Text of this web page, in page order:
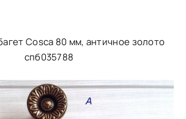
Cosca 80 мм, античное золото
спб035788